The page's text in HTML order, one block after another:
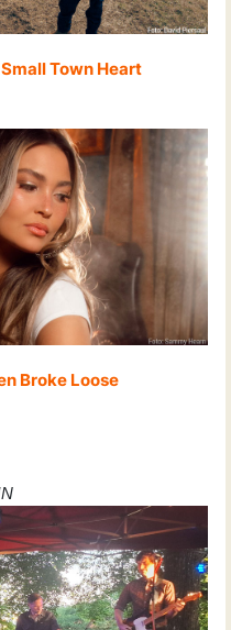
Town Heart
Broke Loose